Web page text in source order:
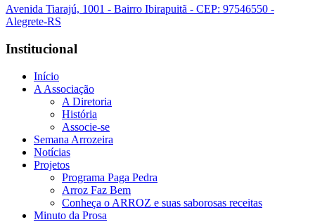
Avenida Tiarajú, 1001 - Bairro Ibirapuitã - CEP: 97546550 -
Alegrete-RS
Institucional
Início
A Associação
A Diretoria
História
Associe-se
Semana Arrozeira
Notícias
Projetos
Programa Paga Pedra
Arroz Faz Bem
Conheça o ARROZ e suas saborosas receitas
Minuto da Prosa